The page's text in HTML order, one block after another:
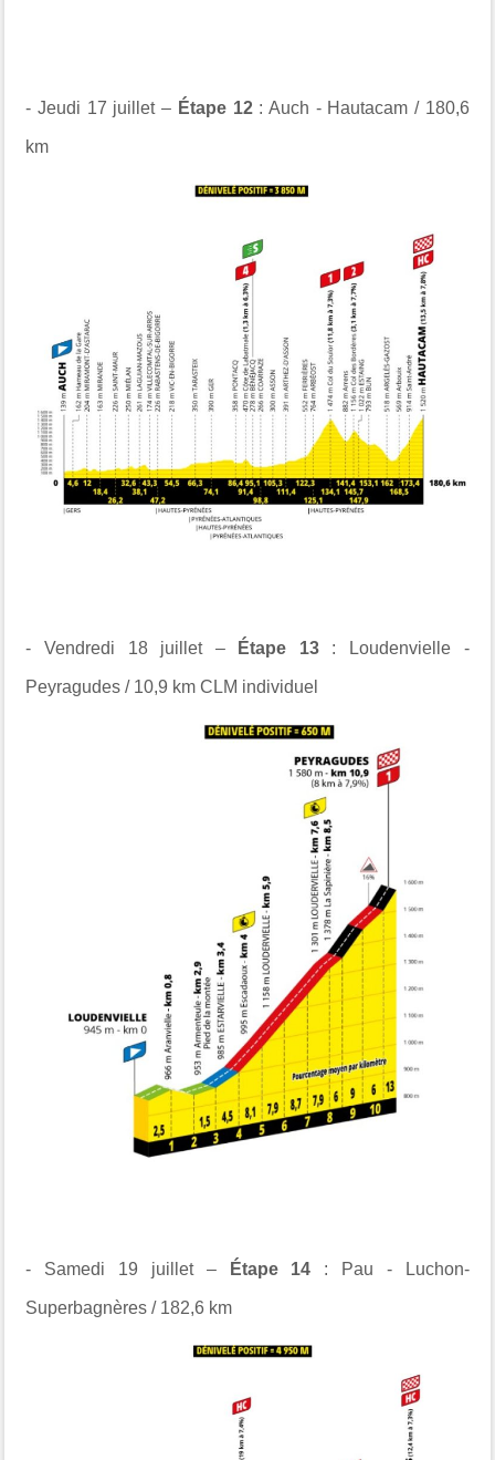
- Jeudi 17 juillet – Étape 12: Auch - Hautacam / 180,6
km
- Vendredi 18 juillet – Étape 13: Loudenvielle -
Peyragudes / 10,9 km CLM individuel
- Samedi 19 juillet – Étape 14 : Pau - Luchon-
Superbagnères / 182,6 km